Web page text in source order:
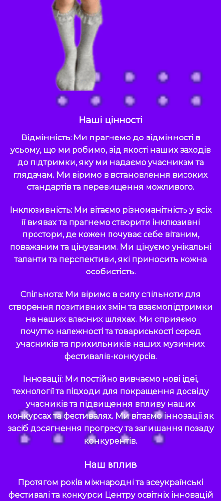
Наші цінності
Відмінність: Ми прагнемо до відмінності в
усьому, що ми робимо, від якості наших заходів
до підтримки, яку ми надаємо учасникам та
глядачам. Ми віримо в встановлення високих
стандартів та перевищення можливого.
Інклюзивність: Ми вітаємо різноманітність у всіх
її виявах та прагнемо створити інклюзивні
простори, де кожен почуває себе вітаним,
поважаним та цінуваним. Ми цінуємо унікальні
таланти та перспективи, які приносить кожна
особистість.
Спільнота: Ми віримо в силу спільноти для
створення позитивних змін та взаємопідтримки
на наших власних шляхах. Ми сприяємо
почуттю належності та товариськості серед
учасників та прихильників наших музичних
фестивалів-конкурсів.
Інновації: Ми постійно вивчаємо нові ідеї,
технології та підходи для покращення досвіду
учасників та підвищення впливу наших
конкурсах та фестивалях. Ми вітаємо інновації як
засіб досягнення прогресу та залишання позаду
конкурентів.
Наш вплив
Протягом років міжнародні та всеукраїнські
фестивалі та конкурси Центру освітніх інновацій